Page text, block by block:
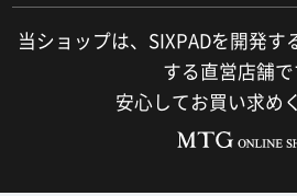
当ショップは、SIXPADを開発す
する直営店舗で
安心してお買い求め